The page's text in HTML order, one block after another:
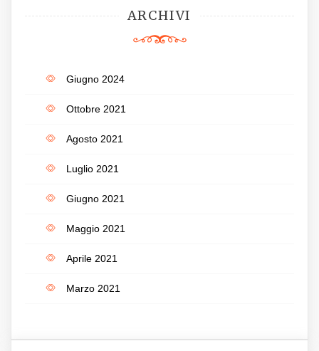
ARCHIVI
Giugno 2024
Ottobre 2021
Agosto 2021
Luglio 2021
Giugno 2021
Maggio 2021
Aprile 2021
Marzo 2021